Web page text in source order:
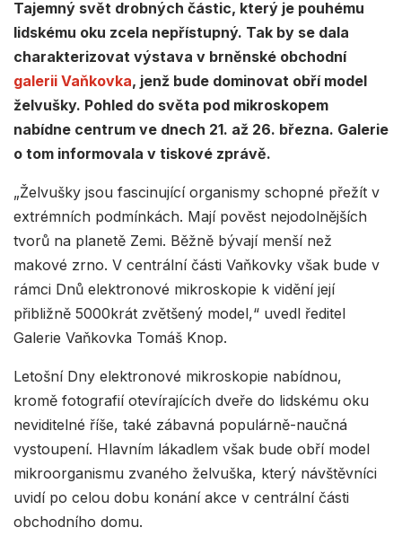
Tajemný svět drobných částic, který je pouhému
lidskému oku zcela nepřístupný. Tak by se dala
charakterizovat výstava v brněnské obchodní
galerii Vaňkovka, jenž bude dominovat obří model
želvušky. Pohled do světa pod mikroskopem
nabídne centrum ve dnech 21. až 26. března. Galerie
o tom informovala v tiskové zprávě.
„Želvušky jsou fascinující organismy schopné přežít v
extrémních podmínkách. Mají pověst nejodolnějších
tvorů na planetě Zemi. Běžně bývají menší než
makové zrno. V centrální části Vaňkovky však bude v
rámci Dnů elektronové mikroskopie k vidění její
přibližně 5000krát zvětšený model,“ uvedl ředitel
Galerie Vaňkovka Tomáš Knop.
Letošní Dny elektronové mikroskopie nabídnou,
kromě fotografií otevírajících dveře do lidskému oku
neviditelné říše, také zábavná populárně-naučná
vystoupení. Hlavním lákadlem však bude obří model
mikroorganismu zvaného želvuška, který návštěvníci
uvidí po celou dobu konání akce v centrální části
obchodního domu.